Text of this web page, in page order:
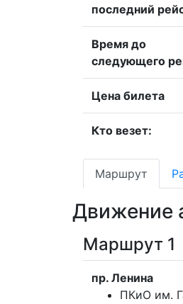
последний
Время до
следующего
Цена билета
Кто везет:
Маршрут
Движение
Маршрут 1
пр. Ленина
ПКиО им.